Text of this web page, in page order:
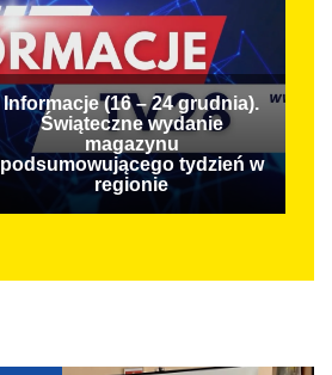
Informacje (16 – 24 grudnia).
Świąteczne wydanie
magazynu
podsumowującego tydzień w
regionie